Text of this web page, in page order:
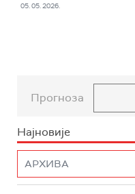
05. 05. 2026.
Прогноза
Најновије